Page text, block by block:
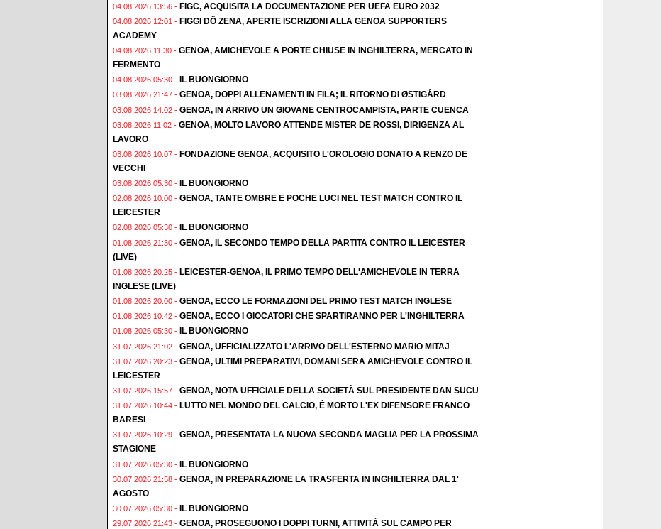
04.08.2026 13:56 - FIGC, ACQUISITA LA DOCUMENTAZIONE PER UEFA EURO 2032
04.08.2026 12:01 - FIGGI DÖ ZENA, APERTE ISCRIZIONI ALLA GENOA SUPPORTERS
ACADEMY
04.08.2026 11:30 - GENOA, AMICHEVOLE A PORTE CHIUSE IN INGHILTERRA, MERCATO IN
FERMENTO
04.08.2026 05:30 - IL BUONGIORNO
03.08.2026 21:47 - GENOA, DOPPI ALLENAMENTI IN FILA; IL RITORNO DI ØSTIGÅRD
03.08.2026 14:02 - GENOA, IN ARRIVO UN GIOVANE CENTROCAMPISTA, PARTE CUENCA
03.08.2026 11:02 - GENOA, MOLTO LAVORO ATTENDE MISTER DE ROSSI, DIRIGENZA AL
LAVORO
03.08.2026 10:07 - FONDAZIONE GENOA, ACQUISITO L'OROLOGIO DONATO A RENZO DE
VECCHI
03.08.2026 05:30 - IL BUONGIORNO
02.08.2026 10:00 - GENOA, TANTE OMBRE E POCHE LUCI NEL TEST MATCH CONTRO IL
LEICESTER
02.08.2026 05:30 - IL BUONGIORNO
01.08.2026 21:30 - GENOA, IL SECONDO TEMPO DELLA PARTITA CONTRO IL LEICESTER
(LIVE)
01.08.2026 20:25 - LEICESTER-GENOA, IL PRIMO TEMPO DELL'AMICHEVOLE IN TERRA
INGLESE (LIVE)
01.08.2026 20:00 - GENOA, ECCO LE FORMAZIONI DEL PRIMO TEST MATCH INGLESE
01.08.2026 10:42 - GENOA, ECCO I GIOCATORI CHE SPARTIRANNO PER L'INGHILTERRA
01.08.2026 05:30 - IL BUONGIORNO
31.07.2026 21:02 - GENOA, UFFICIALIZZATO L'ARRIVO DELL'ESTERNO MARIO MITAJ
31.07.2026 20:23 - GENOA, ULTIMI PREPARATIVI, DOMANI SERA AMICHEVOLE CONTRO IL
LEICESTER
31.07.2026 15:57 - GENOA, NOTA UFFICIALE DELLA SOCIETÀ SUL PRESIDENTE DAN SUCU
31.07.2026 10:44 - LUTTO NEL MONDO DEL CALCIO, È MORTO L'EX DIFENSORE FRANCO
BARESI
31.07.2026 10:29 - GENOA, PRESENTATA LA NUOVA SECONDA MAGLIA PER LA PROSSIMA
STAGIONE
31.07.2026 05:30 - IL BUONGIORNO
30.07.2026 21:58 - GENOA, IN PREPARAZIONE LA TRASFERTA IN INGHILTERRA DAL 1'
AGOSTO
30.07.2026 05:30 - IL BUONGIORNO
29.07.2026 21:43 - GENOA, PROSEGUONO I DOPPI TURNI, ATTIVITÀ SUL CAMPO PER